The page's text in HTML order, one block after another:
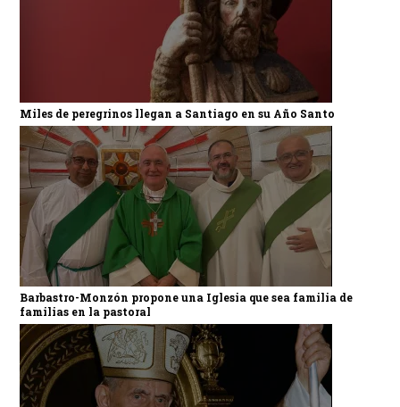
Miles de peregrinos llegan a Santiago en su Año Santo
Barbastro-Monzón propone una Iglesia que sea familia de
familias en la pastoral